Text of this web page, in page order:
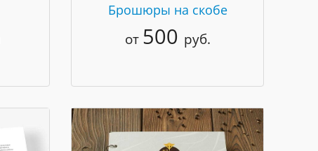
Брошюры на скобе
от 500 руб.